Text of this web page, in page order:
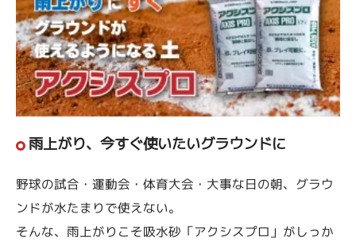
雨上がり、今すぐ使いたいグラウンドに
野球の試合・運動会・体育大会・大事な日の朝、グラウ
ンドが水たまりで使えない。
そんな、雨上がりこそ吸水砂「アクシスプロ」がしっか